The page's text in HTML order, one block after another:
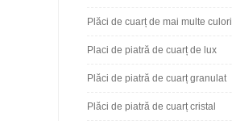
Plăci de cuarț de mai multe culori
Placi de piatră de cuarț de lux
Plăci de piatră de cuarț granulat
Plăci de piatră de cuarț cristal